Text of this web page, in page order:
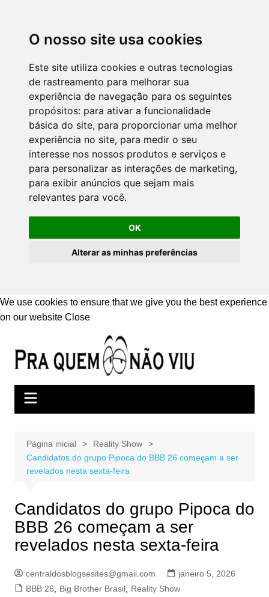
O nosso site usa cookies
Este site utiliza cookies e outras tecnologias
de rastreamento para melhorar sua
experiência de navegação para os seguintes
propósitos: para ativar a funcionalidade
básica do site, para proporcionar uma melhor
experiência no site, para medir o seu
interesse nos nossos produtos e serviços e
para personalizar as interações de marketing,
para exibir anúncios que sejam mais
relevantes para você.
OK
Alterar as minhas preferências
We use cookies to ensure that we give you the best experience
on our website Close
Página inicial
Reality Show
Candidatos do grupo Pipoca do BBB 26 começam a ser
revelados nesta sexta-feira
Candidatos do grupo Pipoca do
BBB 26 começam a ser
revelados nesta sexta-feira
centraldosblogsesites@gmail.com
janeiro 5, 2026
BBB 26
Big Brother Brasil, Reality Show